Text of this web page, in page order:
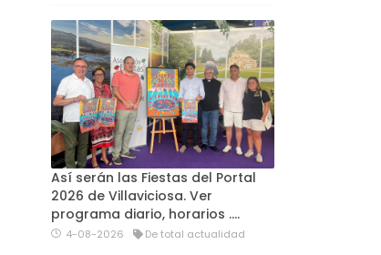
Así serán las Fiestas del Portal
2026 de Villaviciosa. Ver
programa diario, horarios ….
4-08-2026 De total actualidad